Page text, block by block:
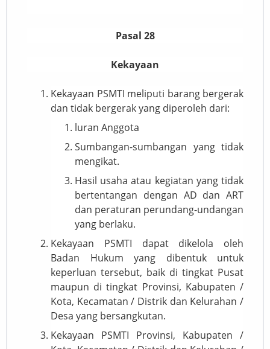
Pasal 28
Kekayaan
Kekayaan PSMTI meliputi barang bergerak
dan tidak bergerak yang diperoleh dari:
luran Anggota
Sumbangan-sumbangan yang tidak
mengikat.
Hasil usaha atau kegiatan yang tidak
bertentangan dengan AD dan ART
dan peraturan perundang-undangan
yang berlaku.
Kekayaan PSMTI dapat dikelola oleh
Badan Hukum yang dibentuk untuk
keperluan tersebut, baik di tingkat Pusat
maupun di tingkat Provinsi, Kabupaten /
Kota, Kecamatan / Distrik dan Kelurahan /
Desa yang bersangkutan.
Kekayaan PSMTI Provinsi, Kabupaten /